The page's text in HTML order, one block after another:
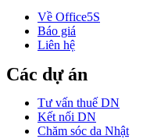
Về Office5S
Báo giá
Liên hệ
Các dự án
Tư vấn thuế DN
Kết nối DN
Chăm sóc da Nhật